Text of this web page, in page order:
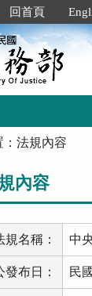
回首頁
：法規內容
內容
規名稱： 中
發布日： 民